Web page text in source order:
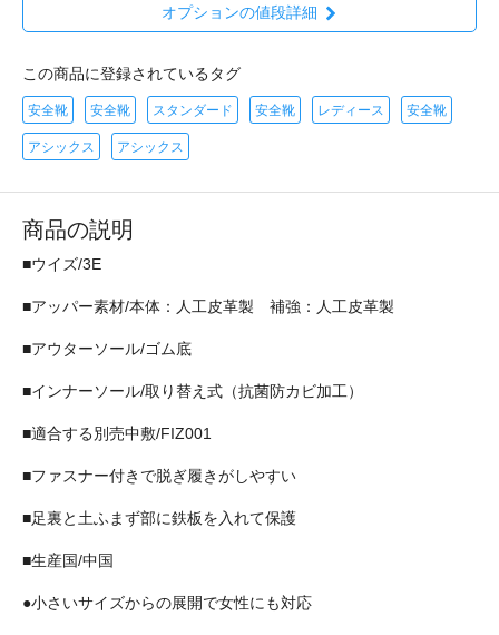
オプションの値段詳細
この商品に登録されているタグ
安全靴 安全靴 スタンダード 安全靴 レディース 安全靴
アシックス アシックス
商品の説明
■ウイズ/3E
■アッパー素材/本体：人工皮革製 補強：人工皮革製
■アウターソール/ゴム底
■インナーソール/取り替え式（抗菌防カビ加工）
■適合する別売中敷/FIZ001
■ファスナー付きで脱ぎ履きがしやすい
■足裏と土ふまず部に鉄板を入れて保護
■生産国/中国
●小さいサイズからの展開で女性にも対応